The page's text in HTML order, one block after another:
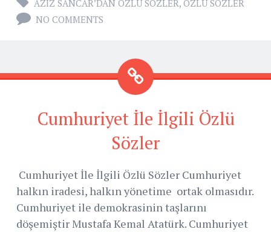
AZIZ SANCAR’DAN ÖZLÜ SÖZLER, ÖZLÜ SÖZLER
NO COMMENTS
Cumhuriyet İle İlgili Özlü
Sözler
Cumhuriyet İle İlgili Özlü Sözler Cumhuriyet
halkın iradesi, halkın yönetime ortak olmasıdır.
Cumhuriyet ile demokrasinin taşlarını
döşemiştir Mustafa Kemal Atatürk. Cumhuriyet